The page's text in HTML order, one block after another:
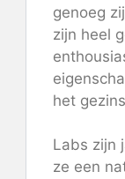
genoeg
zijn heel
het
Labs zijn
ze een